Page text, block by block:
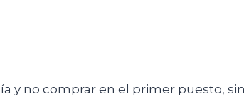
y no comprar en el primer puesto,